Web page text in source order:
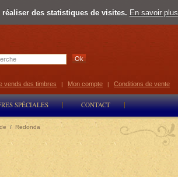
des statistiques de visites. En savoir plus
Select Language ▼
SPÉCIALES CONTACT
vends des timbres | Mon compte | Conditions de vente
/ Redonda